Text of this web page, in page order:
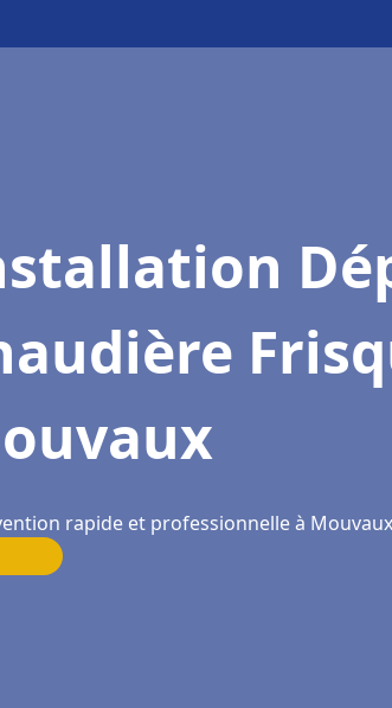
rapide et professionnelle à